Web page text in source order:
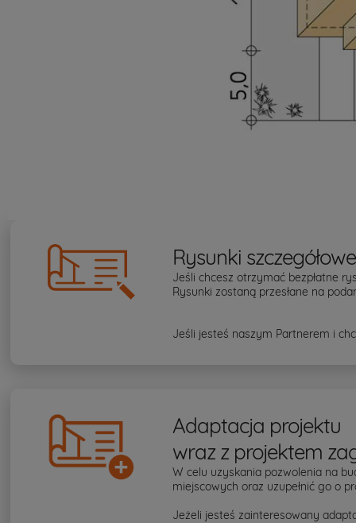
Rysunki szczegółowe
Jeśli chcesz otrzymać bezpłatne
Rysunki zostaną przesłane na
Jeśli jesteś naszym Partnerem i
Adaptacja projektu
wraz z projektem
W celu uzyskania pozwolenia na
miejscowych oraz uzupełnić go o
Jeżeli jesteś zainteresowany